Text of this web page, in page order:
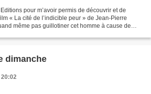
pour m’avoir permis de découvrir et de
« La cité de l’indicible peur » de Jean-Pierre
même pas guillotiner cet homme à cause de
dimanche
20:02